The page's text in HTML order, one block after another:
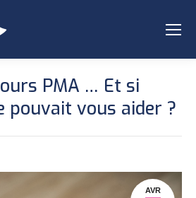
PMA … Et si
pouvait vous aider ?
AVR